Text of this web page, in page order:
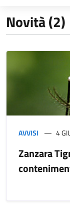
Novità (2)
AVVISI 4
Zanzara